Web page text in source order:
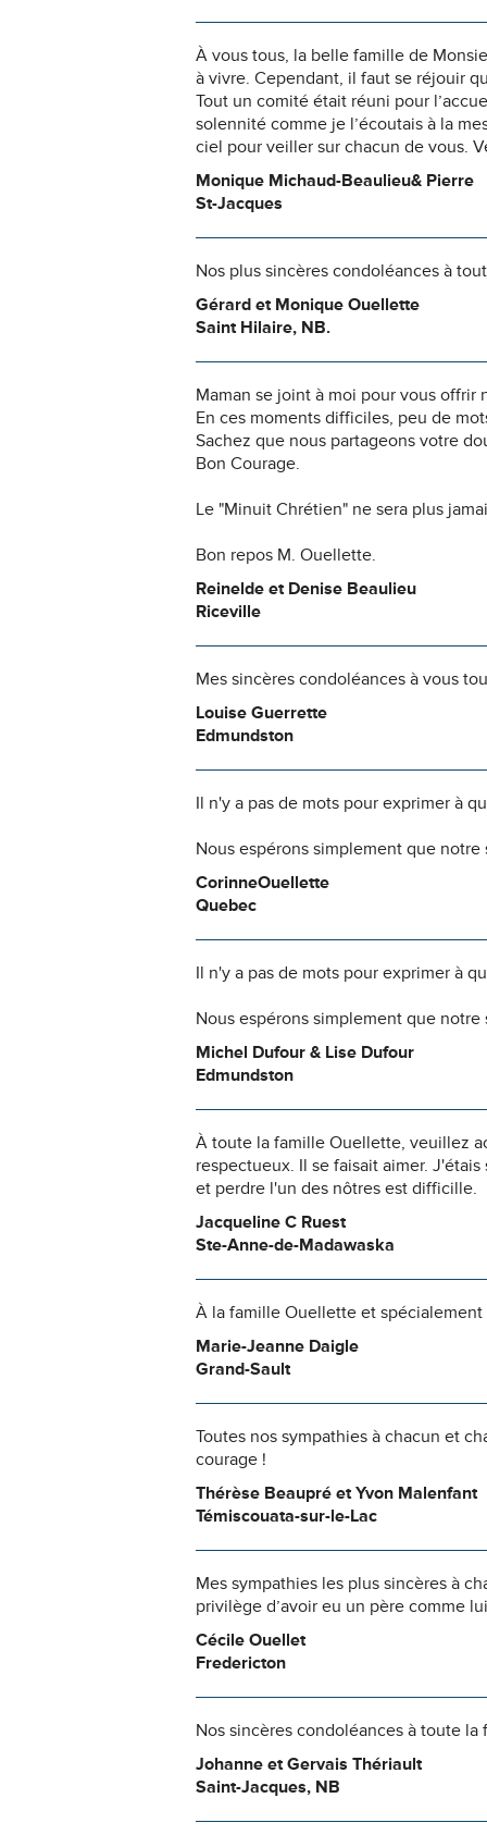
À vous tous, la belle famille de
à vivre. Cependant, il faut se réjouir
Tout un comité était réuni pour
solennité comme je l’écoutais à la
ciel pour veiller sur chacun de vous.
Monique Michaud-Beaulieu& Pierre
St-Jacques
Nos plus sincères condoléances à
Gérard et Monique Ouellette
Saint Hilaire, NB.
Maman se joint à moi pour vous offrir
En ces moments difficiles, peu de
Sachez que nous partageons votre
Bon Courage.
Le "Minuit Chrétien" ne sera plus
Bon repos M. Ouellette.
Reinelde et Denise Beaulieu
Riceville
Mes sincères condoléances à vous
Louise Guerrette
Edmundston
Il n'y a pas de mots pour exprimer à
Nous espérons simplement que
CorinneOuellette
Quebec
Il n'y a pas de mots pour exprimer à
Nous espérons simplement que
Michel Dufour & Lise Dufour
Edmundston
À toute la famille Ouellette, veuillez
respectueux. Il se faisait aimer.
et perdre l'un des nôtres est difficille.
Jacqueline C Ruest
Ste-Anne-de-Madawaska
À la famille Ouellette et
Marie-Jeanne Daigle
Grand-Sault
Toutes nos sympathies à chacun et
courage !
Thérèse Beaupré et Yvon Malenfant
Témiscouata-sur-le-Lac
Mes sympathies les plus sincères à
privilège d’avoir eu un père comme
Cécile Ouellet
Fredericton
Nos sincères condoléances à toute
Johanne et Gervais Thériault
Saint-Jacques, NB